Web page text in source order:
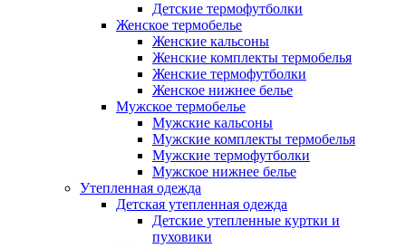
Детские термофутболки
Женское термобелье
Женские кальсоны
Женские комплекты термобелья
Женские термофутболки
Женское нижнее белье
Мужское термобелье
Мужские кальсоны
Мужские комплекты термобелья
Мужские термофутболки
Мужское нижнее белье
Утепленная одежда
Детская утепленная одежда
Детские утепленные куртки и
пуховики